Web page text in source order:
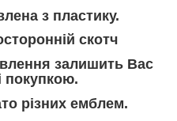
з пластику.
скотч
залишить Вас
покупкою.
різних емблем.